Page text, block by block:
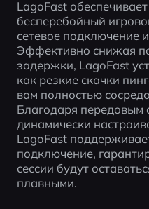
LagoFast
бесперебойный
сетевое подключение
Эффективно снижая
задержки, LagoFast
как резкие скачки
вам полностью
Благодаря передовым
динамически
LagoFast
подключение,
сессии будут
плавными.